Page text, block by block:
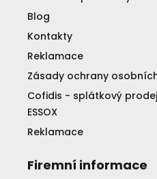
Blog
Kontakty
Reklamace
Zásady ochrany
Cofidis - splátkový
ESSOX
Reklamace
Firemní informace